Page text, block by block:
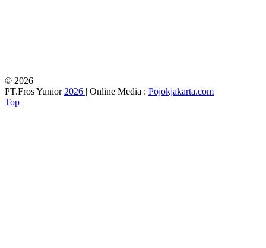
© 2026
PT.Fros Yunior2026 | Online Media : Pojokjakarta.com
Top